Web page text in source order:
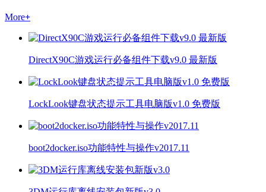
More+
DirectX90C游戏运行必备组件下载v9.0 最新版
LockLook键盘状态提示工具电脑版v1.0 免费版
boot2docker.iso功能特性与操作v2017.11